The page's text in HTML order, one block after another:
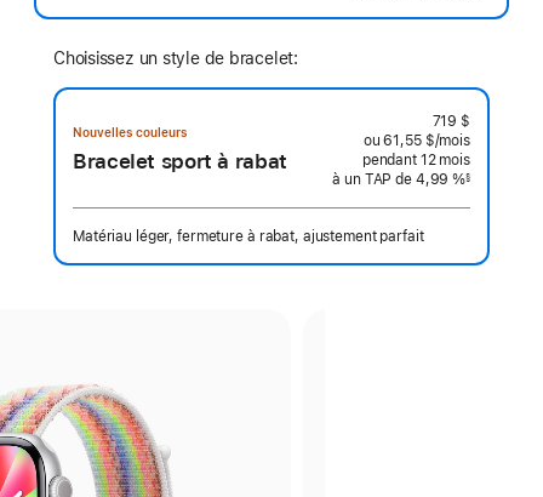
Choisissez un style de bracelet:
Nouvelles couleurs
Bracelet sport à rabat
719 $
ou 61,55 $/mois
pendant 12 mois
à un TAP de 4,99 %§
Matériau léger, fermeture à rabat, ajustement parfait